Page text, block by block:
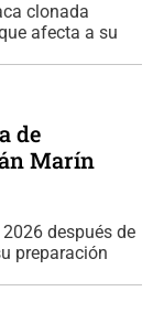
clonada
afecta a su
de
Marín
después de
preparación